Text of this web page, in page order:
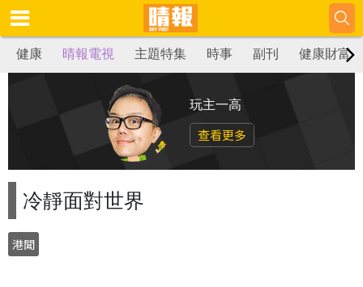
健康 晴報電視 主題特集 時事 副刊 健康財富
玩主一高
查看更多
冷靜面對世界
港聞